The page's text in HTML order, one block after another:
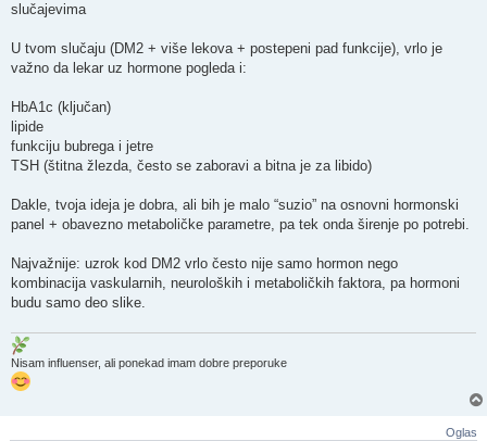
slučajevima
U tvom slučaju (DM2 + više lekova + postepeni pad funkcije), vrlo je
važno da lekar uz hormone pogleda i:
HbA1c (ključan)
lipide
funkciju bubrega i jetre
TSH (štitna žlezda, često se zaboravi a bitna je za libido)
Dakle, tvoja ideja je dobra, ali bih je malo “suzio” na osnovni hormonski
panel + obavezno metaboličke parametre, pa tek onda širenje po potrebi.
Najvažnije: uzrok kod DM2 vrlo često nije samo hormon nego
kombinacija vaskularnih, neuroloških i metaboličkih faktora, pa hormoni
budu samo deo slike.
Nisam influenser, ali ponekad imam dobre preporuke
Oglas